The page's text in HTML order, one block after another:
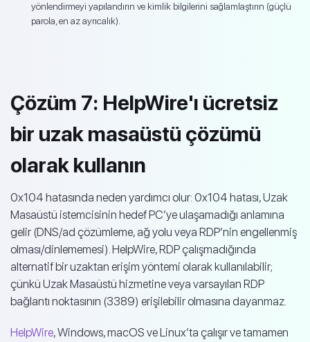
yönlendirmeyi yapılandırın ve kimlik bilgilerini sağlamlaştırın (güçlü
parola, en az ayrıcalık).
Çözüm 7: HelpWire'ı ücretsiz
bir uzak masaüstü çözümü
olarak kullanın
0x104 hatasında neden yardımcı olur: 0x104 hatası, Uzak
Masaüstü istemcisinin hedef PC’ye ulaşamadığı anlamına
gelir (DNS/ad çözümleme, ağ yolu veya RDP’nin engellenmiş
olması/dinlememesi). HelpWire, RDP çalışmadığında
alternatif bir uzaktan erişim yöntemi olarak kullanılabilir;
çünkü Uzak Masaüstü hizmetine veya varsayılan RDP
bağlantı noktasının (3389) erişilebilir olmasına dayanmaz.
HelpWire, Windows, macOS ve Linux’ta çalışır ve tamamen